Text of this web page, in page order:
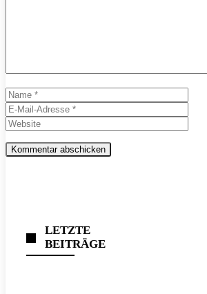
Name
Mail-
LETZTE
BEITRÄGE